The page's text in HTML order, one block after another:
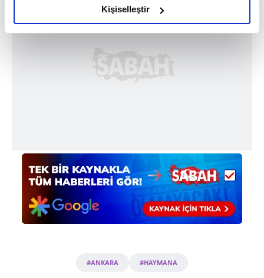
olduğunu ve sizlere en iyi içerikleri sunabilmek adına
elimizden gelen çabayı gösterdiğimizi ve bu noktada,
reklamların maliyetlerimizi karşılamak noktasında tek gelir
Her halükârda, kullanıcılar, bu çerezlere izin vermedikleri
kullanılmaktadır. Bu çerezler vasıtasıyla çeşitli kişisel
verileriniz işlenmekte olup gerekli olan çerezler bilgi
toplumu hizmetlerinin sunulması amacıyla
kullanılmaktadır. Diğer çerezler, sitemizin daha işlevsel
kılınması ve kişiselleştirilmesi ve sizlere yönelik
Kişiselleştir
#ANKARA #HAYMANA